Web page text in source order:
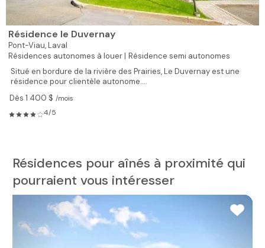
Résidence le Duvernay
Pont-Viau,Laval
Résidences autonomes à louer | Résidence semi autonomes
Situé en bordure de la rivière des Prairies, Le Duvernay est une
résidence pour clientèle autonome....
Dès 1 400 $ /mois
4/5
Résidences pour aînés à proximité qui
pourraient vous intéresser